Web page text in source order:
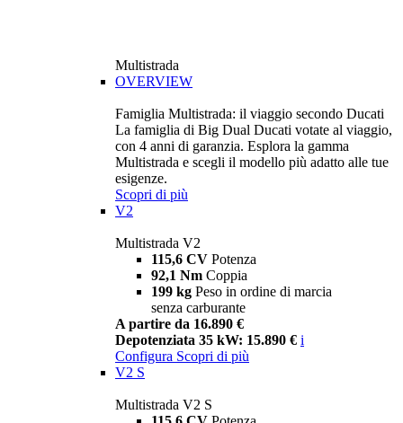
Multistrada
OVERVIEW
Famiglia Multistrada: il viaggio secondo Ducati
La famiglia di Big Dual Ducati votate al viaggio,
con 4 anni di garanzia. Esplora la gamma
Multistrada e scegli il modello più adatto alle tue
esigenze.
Scopri di più
V2
Multistrada V2
115,6 CV Potenza
92,1 Nm Coppia
199 kg Peso in ordine di marcia
senza carburante
A partire da 16.890 €
Depotenziata 35 kW: 15.890 € i
Configura Scopri di più
V2 S
Multistrada V2 S